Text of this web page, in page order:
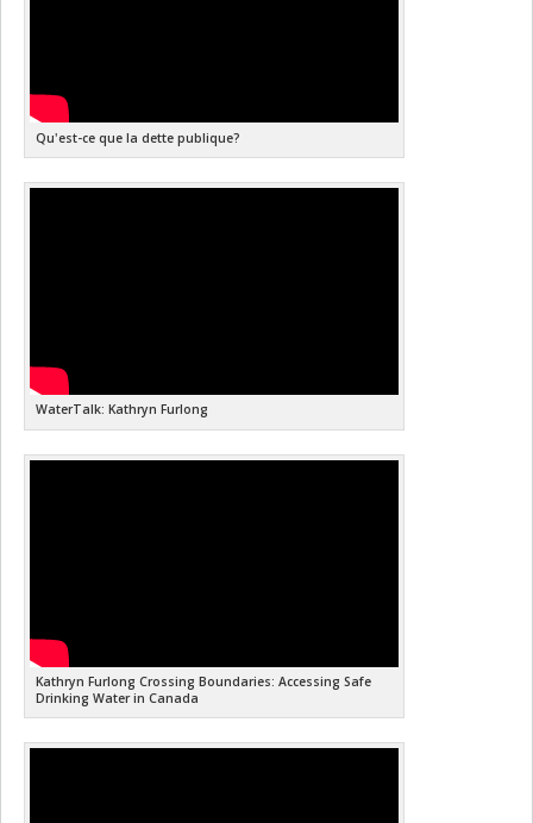
Qu'est-ce que la dette publique?
WaterTalk: Kathryn Furlong
Kathryn Furlong Crossing Boundaries: Accessing Safe
Drinking Water in Canada